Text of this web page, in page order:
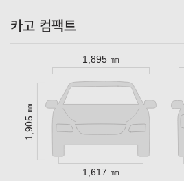
카고 컴팩트
1,895 ㎜
1,905 ㎜
1,617 ㎜